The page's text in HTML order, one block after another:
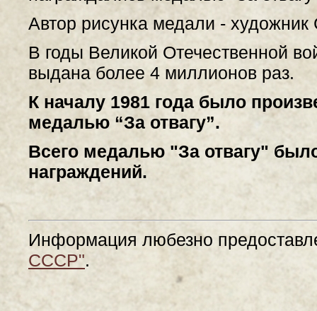
Автор рисунка медали -
В годы Великой Отечественной
выдана более 4 миллионов раз.
К началу 1981 года было
медалью “За отвагу”.
Всего медалью "За отвагу"
награждений.
Информация любезно
СССР".